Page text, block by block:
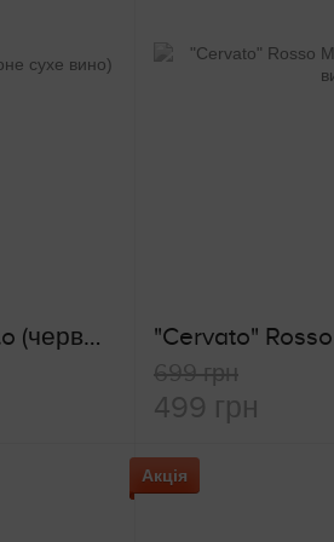
Carlo Sani Susumaniello (червоне сухе вино)
699 грн
499 грн
Акція